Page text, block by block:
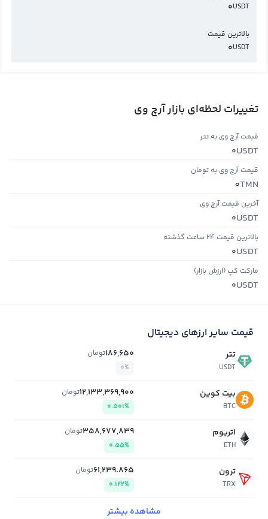
USDT
0
بالاترین قیمت
USDT
0
تغییرات لحظه‌ای بازار آرچ وی
قیمت آرچ وی به تتر
USDT
0
قیمت آرچ وی به تومان
TMN
0
آخرین قیمت آرچ وی
USDT
0
بالاترین قیمت ۲۴ ساعت گذشته
USDT
0
مارکت کپ (ارزش بازار)
USDT
0
قیمت سایر ارزهای دیجیتال
تتر
USDT
186,650تومان
0%
بیت کوین
BTC
12,133,369,900تومان
0.501%
اتریوم
ETH
358,677,839تومان
0.55%
ترون
TRX
61,239.865تومان
0.122%
مشاهده بیشتر